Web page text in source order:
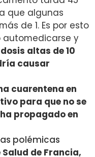
que algunas
de 1. Es por esto
automedicarse y
altas de 10
causar
cuarentena en
para que no se
propagado en
polémicas
de Francia,